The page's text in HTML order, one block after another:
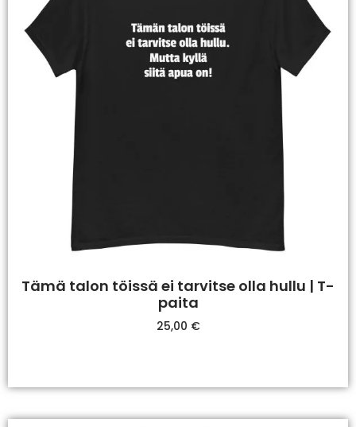
Tämä talon töissä ei tarvitse olla hullu | T-
paita
25,00 €